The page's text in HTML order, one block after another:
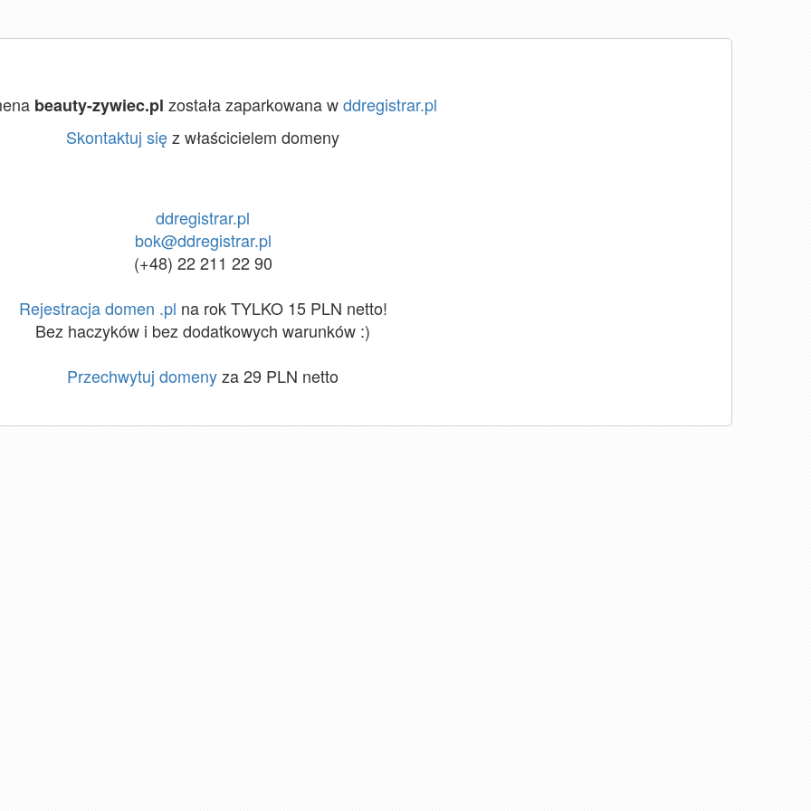
beauty-zywiec.pl została zaparkowana wddregistrar.pl
Skontaktuj sięz właścicielem domeny
ddregistrar.pl
bok@ddregistrar.pl
(+48) 22 211 22 90
Rejestracja domen .pl na rok TYLKO 15 PLN netto!
Bez haczyków i bez dodatkowych warunków :)
Przechwytuj domenyza 29 PLN netto